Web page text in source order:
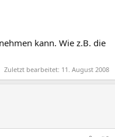
kann. Wie z.B. die
Zuletzt bearbeitet: 11. August 2008